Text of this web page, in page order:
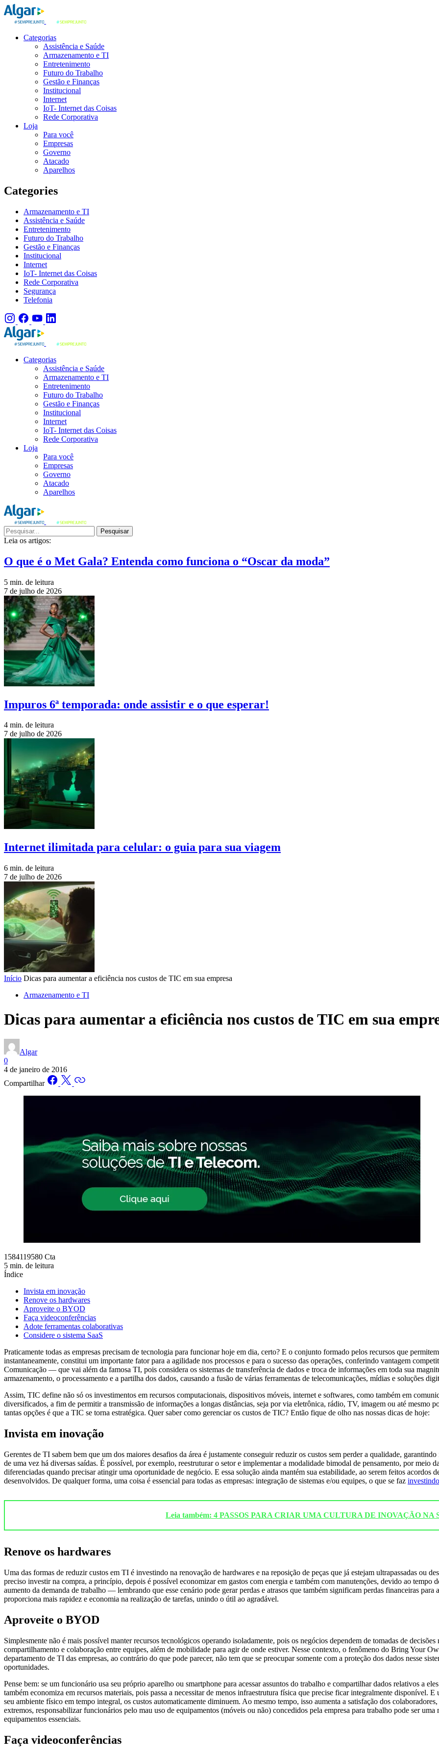
Categorias
Assistência e Saúde
Armazenamento e TI
Entretenimento
Futuro do Trabalho
Gestão e Finanças
Institucional
Internet
IoT- Internet das Coisas
Rede Corporativa
Loja
Para você
Empresas
Governo
Atacado
Aparelhos
Categories
Armazenamento e TI
Assistência e Saúde
Entretenimento
Futuro do Trabalho
Gestão e Finanças
Institucional
Internet
IoT- Internet das Coisas
Rede Corporativa
Segurança
Telefonia
Categorias
Assistência e Saúde
Armazenamento e TI
Entretenimento
Futuro do Trabalho
Gestão e Finanças
Institucional
Internet
IoT- Internet das Coisas
Rede Corporativa
Loja
Para você
Empresas
Governo
Atacado
Aparelhos
Pesquisar
Leia os artigos:
O que é o Met Gala? Entenda como funciona o “Oscar da moda”
5 min. de leitura
7 de julho de 2026
Impuros 6ª temporada: onde assistir e o que esperar!
4 min. de leitura
7 de julho de 2026
Internet ilimitada para celular: o guia para sua viagem
6 min. de leitura
7 de julho de 2026
Início Dicas para aumentar a eficiência nos custos de TIC em sua empresa
Armazenamento e TI
Dicas para aumentar a eficiência nos custos de TIC em sua
Algar
0
4 de janeiro de 2016
Compartilhar
1584119580 Cta
5 min. de leitura
Índice
Invista em inovação
Renove os hardwares
Aproveite o BYOD
Faça videoconferências
Adote ferramentas colaborativas
Considere o sistema SaaS
Praticamente todas as empresas precisam de tecnologia para funcionar hoje em dia, certo? E o conjunto formado pelos recursos que
instantaneamente, constitui um importante fator para a agilidade nos processos e para o sucesso das operações, conferindo vantagem
Comunicação — que vai além da famosa TI, pois considera os sistemas de transferência de dados e troca de informações em toda sua
armazenamento, o processamento e a partilha dos dados, causando a fusão de várias ferramentas de telecomunicações, mídias e soluções
Assim, TIC define não só os investimentos em recursos computacionais, dispositivos móveis, internet e softwares, como também em
diversificados, a fim de permitir a transmissão de informações a longas distâncias, seja por via eletrônica, rádio, TV, imagem ou até mesmo
tantas opções é que a TIC se torna estratégica. Quer saber como gerenciar os custos de TIC? Então fique de olho nas nossas dicas de hoje:
Invista em inovação
Gerentes de TI sabem bem que um dos maiores desafios da área é justamente conseguir reduzir os custos sem perder a qualidade,
de uma vez há diversas saídas. É possível, por exemplo, reestruturar o setor e implementar a modalidade bimodal de pensamento, por meio
diferenciadas quando precisar atingir uma oportunidade de negócio. E essa solução ainda mantém sua estabilidade, ao serem feitos acordos
desenvolvidos. De qualquer forma, uma coisa é essencial para todas as empresas: integração de sistemas e/ou equipes, o que se faz
Leia também: 4 PASSOS PARA CRIAR UMA CULTURA DE INOVAÇÃO NA
Renove os hardwares
Uma das formas de reduzir custos em TI é investindo na renovação de hardwares e na reposição de peças que já estejam ultrapassadas ou
preciso investir na compra, a princípio, depois é possível economizar em gastos com energia e também com manutenções, devido ao tempo
aumento da demanda de trabalho — lembrando que esse cenário pode gerar perdas e atrasos que também significam perdas financeiras
proporciona mais rapidez e economia na realização de tarefas, unindo o útil ao agradável.
Aproveite o BYOD
Simplesmente não é mais possível manter recursos tecnológicos operando isoladamente, pois os negócios dependem de tomadas de
compartilhamento e colaboração entre equipes, além de mobilidade para agir de onde estiver. Nesse contexto, o fenômeno do Bring Your
departamento de TI das empresas, ao contrário do que pode parecer, não tem que se preocupar somente com a proteção dos dados nesse
oportunidades.
Pense bem: se um funcionário usa seu próprio aparelho ou smartphone para acessar assuntos do trabalho e compartilhar dados relativos a
também economiza em recursos materiais, pois passa a necessitar de menos infraestrutura física que precise ficar integralmente disponível.
seu ambiente físico em tempo integral, os custos automaticamente diminuem. Ao mesmo tempo, isso aumenta a satisfação dos
extremos, responsabilizar funcionários pelo mau uso de equipamentos (móveis ou não) concedidos pela empresa para trabalho pode ser
equipamentos essenciais.
Faça videoconferências